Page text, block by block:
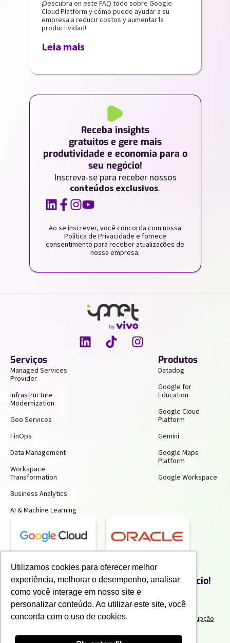
Utilizamos cookies para oferecer melhor
experiência, melhorar o desempenho, analisar
como você interage em nosso site e
personalizar conteúdo. Ao utilizar este site, você
concorda com o uso de cookies.
¡Descubra en este FAQ todo sobre Google
Cloud Platform y cómo puede ayudar a su
empresa a reducir costos y aumentar la
productividad!
Leia mais
Receba insights
gratuitos e gere mais
produtividade e economia para o
seu negócio!
Inscreva-se para receber nossos
conteúdos exclusivos.
Ao se inscrever, você concorda com nossa
Política de Privacidade e fornece
consentimento para receber atualizações de
nossa empresa.
Serviços
Managed Services
Provider
Infrastructure
Modernization
Geo Services
FinOps
Data Management
Workspace
Transformation
Business Analytics
AI & Machine Learning
Produtos
Datadog
Google for
Education
Google Cloud
Platform
Gemini
Google Maps
Platform
Google Workspace
Receba insights gratuitos e gere mais
produtividade e economia para o seu negócio!
Inscreva-se para receber nossos conteúdos exclusivos.
Termos de uso e Politicas de Privacidade
Politicas Anticorrupção
Portal do ClienteCanal de DenunciaTrabalhe Conosco